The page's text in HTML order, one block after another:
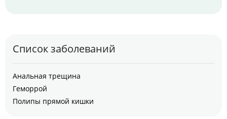
Список заболеваний
Анальная трещина
Геморрой
Полипы прямой кишки